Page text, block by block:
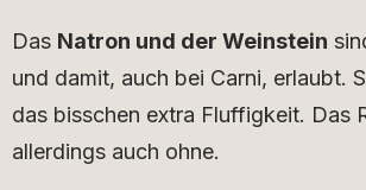
Das Natron und der Weinstein
und damit, auch bei Carni, erlaubt.
das bisschen extra Fluffigkeit. Das
allerdings auch ohne.